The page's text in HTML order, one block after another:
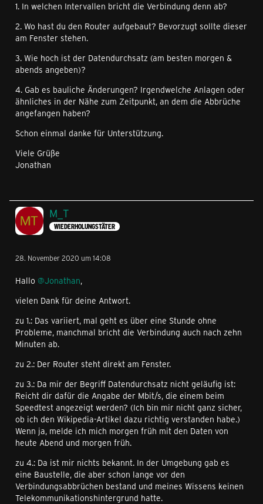
1. In welchen Intervallen bricht die Verbindung denn ab?
2. Wo hast du den Router aufgebaut? Bevorzugt sollte dieser
am Fenster stehen.
3. Wie hoch ist der Datendurchsatz (am besten morgen &
abends angeben)?
4. Gab es bauliche Änderungen? Irgendwelche Anlagen oder
ähnliches in der Nähe zum Zeitpunkt, an dem die Abbrüche
angefangen haben?
Schon einmal danke für Unterstützung.
Viele Grüße
Jonathan
M_T
WIEDERHOLUNGSTÄTER
28. November 2020 um 14:08
Hallo @Jonathan,
vielen Dank für deine Antwort.
zu 1.: Das variiert, mal geht es über eine Stunde ohne
Probleme, manchmal bricht die Verbindung auch nach zehn
Minuten ab.
zu 2.: Der Router steht direkt am Fenster.
zu 3.: Da mir der Begriff Datendurchsatz nicht geläufig ist:
Reicht dir dafür die Angabe der Mbit/s, die einem beim
Speedtest angezeigt werden? (Ich bin mir nicht ganz sicher,
ob ich den Wikipedia-Artikel dazu richtig verstanden habe.)
Wenn ja, melde ich mich morgen früh mit den Daten von
heute Abend und morgen früh.
zu 4.: Da ist mir nichts bekannt. In der Umgebung gab es
eine Baustelle, die aber schon lange vor den
Verbindungsabbrüchen bestand und meines Wissens keinen
Telekommunikationshintergrund hatte.